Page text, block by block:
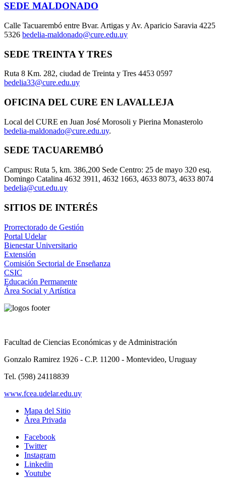
SEDE MALDONADO
Calle Tacuarembó entre Bvar. Artigas y Av. Aparicio Saravia 4225
5326 bedelia-maldonado@cure.edu.uy
SEDE TREINTA Y TRES
Ruta 8 Km. 282, ciudad de Treinta y Tres 4453 0597
bedelia33@cure.edu.uy
OFICINA DEL CURE EN LAVALLEJA
Local del CURE en Juan José Morosoli y Pierina Monasterolo
bedelia-maldonado@cure.edu.uy.
SEDE TACUAREMBÓ
Campus: Ruta 5, km. 386,200 Sede Centro: 25 de mayo 320 esq.
Domingo Catalina 4632 3911, 4632 1663, 4633 8073, 4633 8074
bedelia@cut.edu.uy
SITIOS DE INTERÉS
Prorrectorado de Gestión
Portal Udelar
Bienestar Universitario
Extensión
Comisión Sectorial de Enseñanza
CSIC
Educación Permanente
Área Social y Artística
Facultad de Ciencias Económicas y de Administración
Gonzalo Ramirez 1926 - C.P. 11200 - Montevideo, Uruguay
Tel. (598) 24118839
www.fcea.udelar.edu.uy
Mapa del Sitio
Área Privada
Facebook
Twitter
Instagram
Linkedin
Youtube